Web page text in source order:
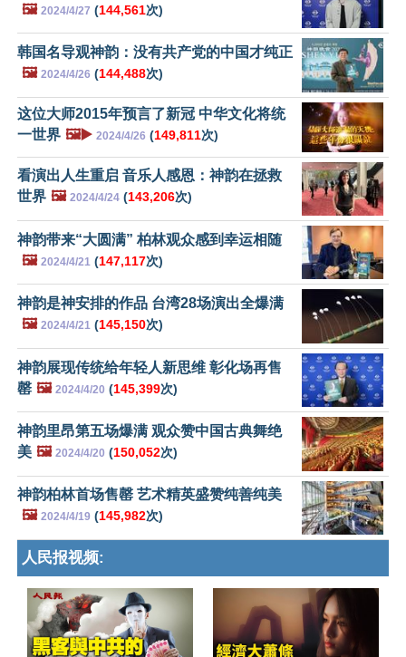
🖼️ 2024/4/27 (144,561次)
韩国名导观神韵：没有共产党的中国才纯正
🖼️ 2024/4/26 (144,488次)
这位大师2015年预言了新冠 中华文化将统
一世界 🖼️▶️ 2024/4/26 (149,811次)
看演出人生重启 音乐人感恩：神韵在拯救
世界 🖼️ 2024/4/24 (143,206次)
神韵带来“大圆满” 柏林观众感到幸运相随
🖼️ 2024/4/21 (147,117次)
神韵是神安排的作品 台湾28场演出全爆满
🖼️ 2024/4/21 (145,150次)
神韵展现传统给年轻人新思维 彰化场再售
罄 🖼️ 2024/4/20 (145,399次)
神韵里昂第五场爆满 观众赞中国古典舞绝
美 🖼️ 2024/4/20 (150,052次)
神韵柏林首场售罄 艺术精英盛赞纯善纯美
🖼️ 2024/4/19 (145,982次)
人民报视频: